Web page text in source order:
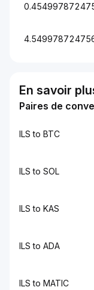
En savoir
Paires de
ILS to BTC
ILS to SOL
ILS to KAS
ILS to ADA
ILS to MATIC